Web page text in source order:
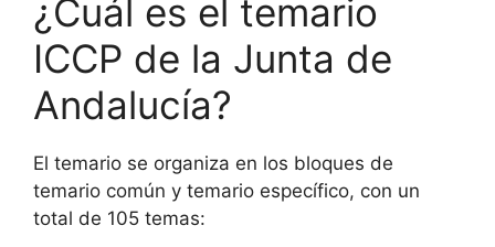
¿Cuál es el temario
ICCP de la Junta de
Andalucía?
El temario se organiza en los bloques de
temario común y temario específico, con un
total de 105 temas: